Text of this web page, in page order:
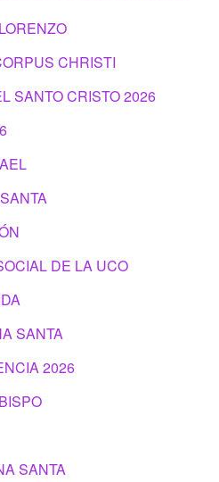
CHRISTI
SANTO CRISTO 2026
DE LA UCO
SANTA
2026
SANTA